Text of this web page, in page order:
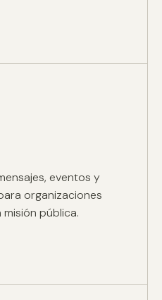
eventos y
organizaciones
pública.